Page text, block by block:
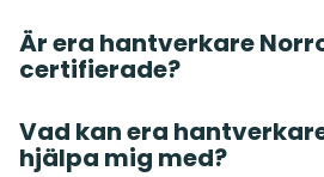
Är era hantverkare
certifierade?
Vad kan era
hjälpa mig med?